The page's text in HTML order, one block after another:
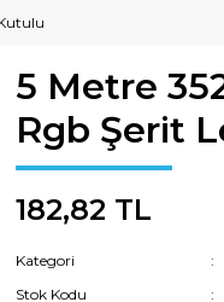
5 Metre
Rgb Şerit
182,82 TL
Kategori
Stok Kodu